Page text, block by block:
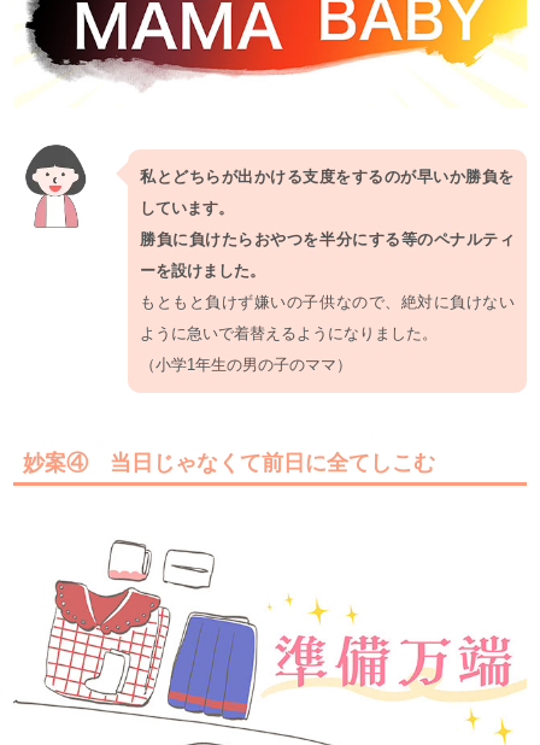
私とどちらが出かける支度をするのが早いか勝負を
しています。
勝負に負けたらおやつを半分にする等のペナルティ
ーを設けました。
もともと負けず嫌いの子供なので、絶対に負けない
ように急いで着替えるようになりました。
（小学1年生の男の子のママ）
妙案④ 当日じゃなくて前日に全てしこむ